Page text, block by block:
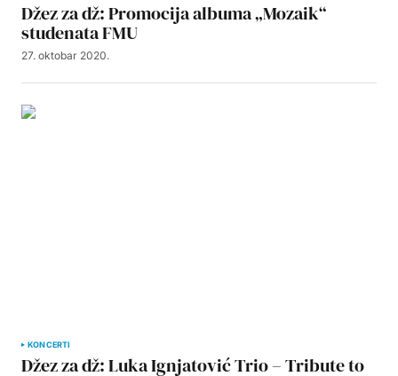
Džez za dž: Promocija albuma „Mozaik“
studenata FMU
27. oktobar 2020.
KONCERTI
Džez za dž: Luka Ignjatović Trio – Tribute to